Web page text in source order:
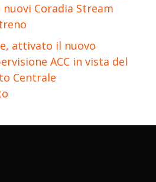
Coradia Stream
attivato il nuovo
ACC in vista del
Centrale